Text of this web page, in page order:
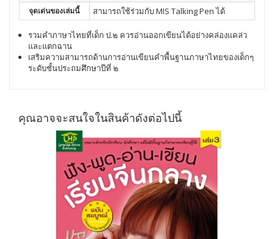
จุดเด่นของเล่มนี้ สามารถใช้ร่วมกับ MIS Talking Pen ได้
รวมคำภาษาไทยที่เด็ก ป.๒ ควรอ่านออกเขียนได้อย่างคล่องแคล่ว
และแตกฉาน
เสริมความสามารถด้านการอ่านเขียนคำพื้นฐานภาษาไทยของเด็กๆ
ระดับชั้นประถมศึกษาปีที่ ๒
คุณอาจจะสนใจในสินค้าดังต่อไปนี้